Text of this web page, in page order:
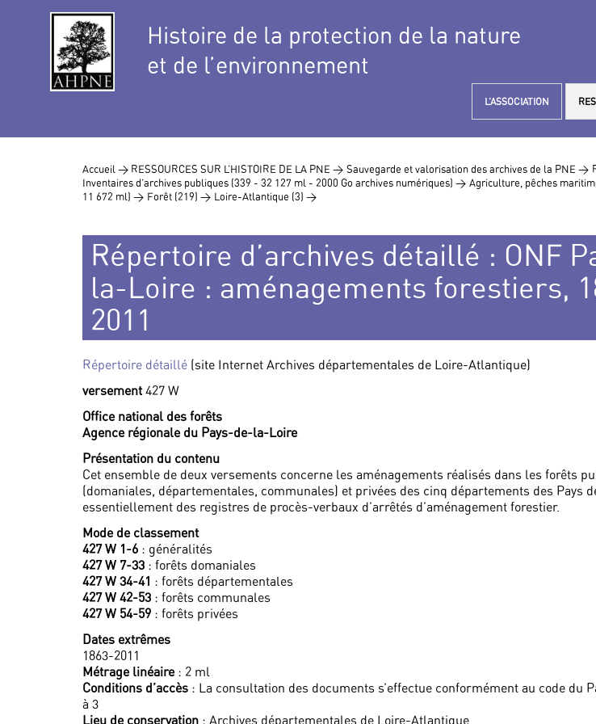
Histoire de la protection de la nature
et de l’environnement
L’ASSOCIATION
Accueil > RESSOURCES SUR L’HISTOIRE DE LA PNE > Sauvegarde et valorisation des archives de la PNE >
Inventaires d’archives publiques (339 - 32 127 ml - 2000 Go archives numériques) > Agriculture, pêches
11 672 ml) > Forêt (219) > Loire-Atlantique (3) >
Répertoire d’archives détaillé : ONF
la-Loire : aménagements forestiers,
2011
Répertoire détaillé (site Internet Archives départementales de Loire-Atlantique)
versement427 W
Office national des forêts
Agence régionale du Pays-de-la-Loire
Présentation du contenu
Cet ensemble de deux versements concerne les aménagements réalisés dans les forêts
(domaniales, départementales, communales) et privées des cinq départements des Pays
essentiellement des registres de procès-verbaux d’arrêtés d’aménagement forestier.
Mode de classement
427 W 1-6 : généralités
427 W 7-33 : forêts domaniales
427 W 34-41 : forêts départementales
427 W 42-53 : forêts communales
427 W 54-59 : forêts privées
Dates extrêmes
1863-2011
Métrage linéaire: 2 ml
Conditions d’accès : La consultation des documents s’effectue conformément au code du
à 3
Lieu de conservation : Archives départementales de Loire-Atlantique